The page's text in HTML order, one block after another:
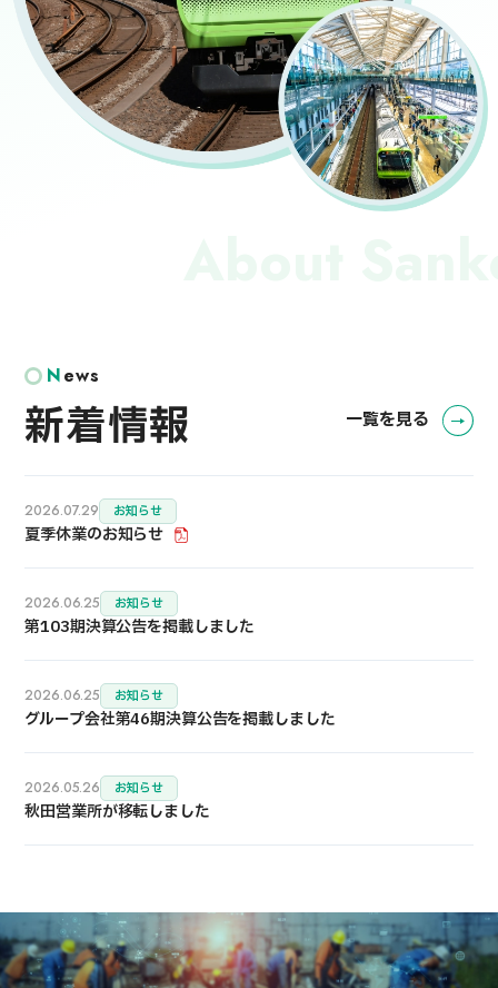
新着情報 一覧を見る
2026.07.29 お知らせ
夏季休業のお知らせ
2026.06.25 お知らせ
第103期決算公告を掲載しました
2026.06.25 お知らせ
グループ会社第46期決算公告を掲載しました
2026.05.26 お知らせ
秋田営業所が移転しました
会社概要
三工社のものづくり
製品情報・サポート